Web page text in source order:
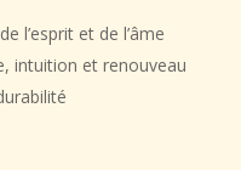
l’esprit et de l’âme
intuition et renouveau